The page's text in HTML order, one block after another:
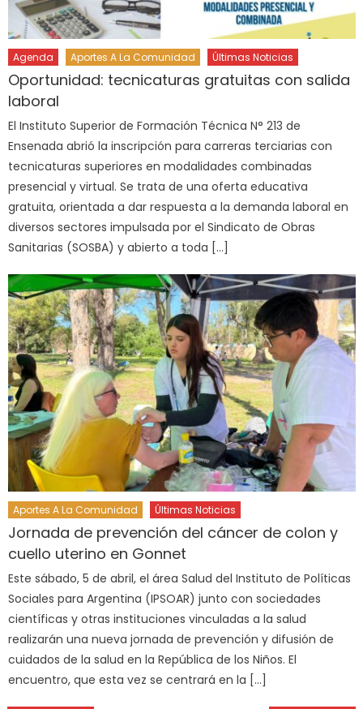
Agenda Aportes A La Comunidad Últimas Noticias
Oportunidad: tecnicaturas gratuitas con salida
laboral
El Instituto Superior de Formación Técnica N° 213 de
Ensenada abrió la inscripción para carreras terciarias con
tecnicaturas superiores en modalidades combinadas
presencial y virtual. Se trata de una oferta educativa
gratuita, orientada a dar respuesta a la demanda laboral en
diversos sectores impulsada por el Sindicato de Obras
Sanitarias (SOSBA) y abierto a toda […]
Aportes A La Comunidad Últimas Noticias
Jornada de prevención del cáncer de colon y
cuello uterino en Gonnet
Este sábado, 5 de abril, el área Salud del Instituto de Políticas
Sociales para Argentina (IPSOAR) junto con sociedades
científicas y otras instituciones vinculadas a la salud
realizarán una nueva jornada de prevención y difusión de
cuidados de la salud en la República de los Niños. El
encuentro, que esta vez se centrará en la […]